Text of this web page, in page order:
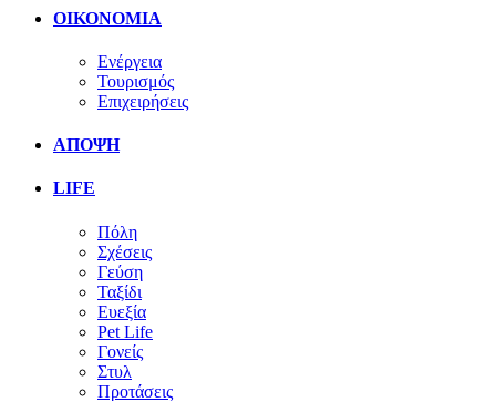
ΟΙΚΟΝΟΜΙΑ
Ενέργεια
Τουρισμός
Επιχειρήσεις
ΑΠΟΨΗ
LIFE
Πόλη
Σχέσεις
Γεύση
Ταξίδι
Ευεξία
Pet Life
Γονείς
Στυλ
Προτάσεις